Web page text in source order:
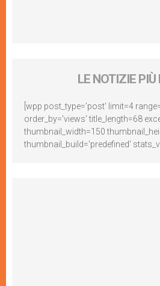
LE NOTIZIE PIÙ
[wpp post_type='post' limit=4
order_by='views' title_length=68
thumbnail_width=150
thumbnail_build='predefined'